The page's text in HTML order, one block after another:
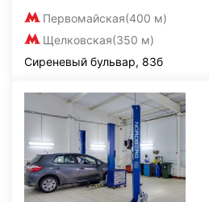
Первомайская(400 м)
Щелковская(350 м)
Сиреневый бульвар, 83б